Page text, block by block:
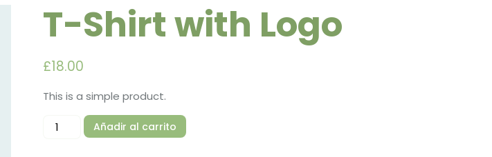
T-Shirt with Logo
£18.00
This is a simple product.
Añadir al carrito